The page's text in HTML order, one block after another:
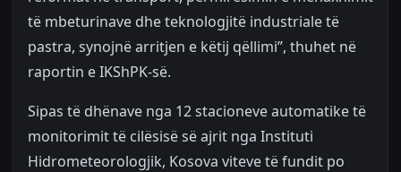
të mbeturinave dhe teknologjitë industriale të
pastra, synojnë arritjen e këtij qëllimi”, thuhet në
raportin e IKShPK-së.
Sipas të dhënave nga 12 stacioneve automatike të
monitorimit të cilësisë së ajrit nga Instituti
Hidrometeorologjik, Kosova viteve të fundit po